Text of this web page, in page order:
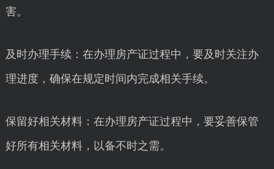
害。
及时办理手续：在办理房产证过程中，要及时关注办
理进度，确保在规定时间内完成相关手续。
保留好相关材料：在办理房产证过程中，要妥善保管
好所有相关材料，以备不时之需。